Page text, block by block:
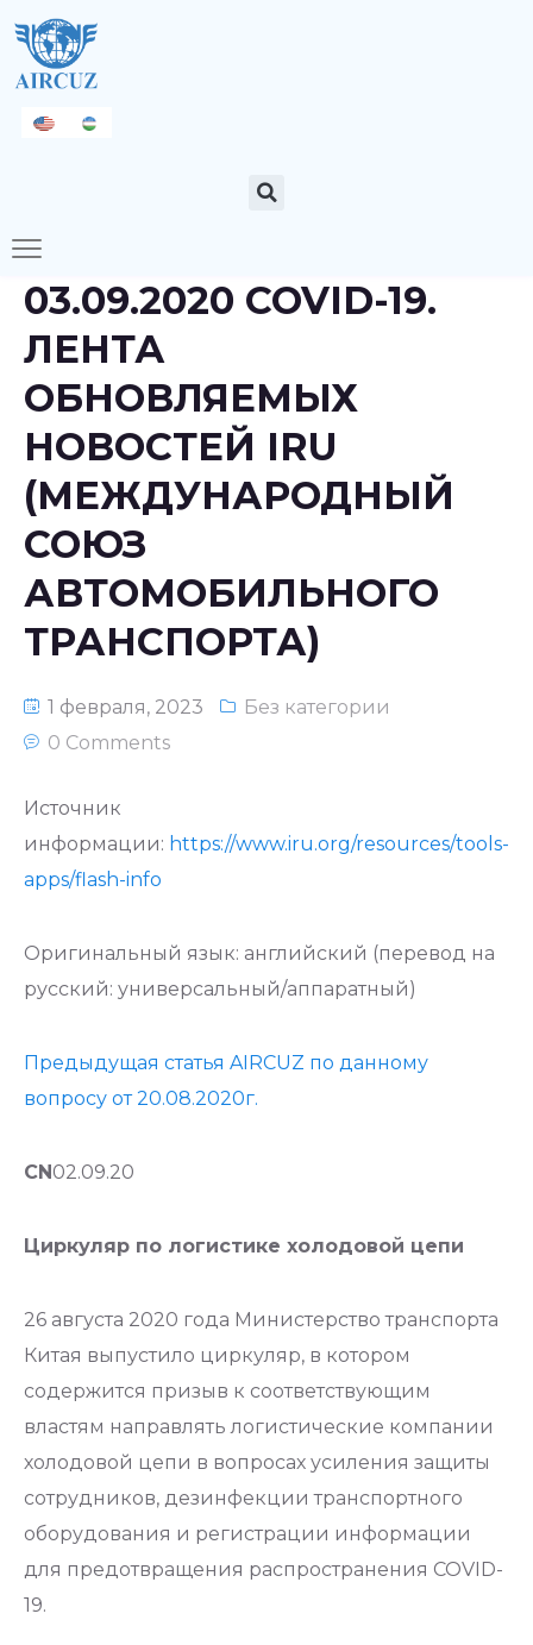
03.09.2020 COVID-19.
ЛЕНТА
ОБНОВЛЯЕМЫХ
НОВОСТЕЙ IRU
(МЕЖДУНАРОДНЫЙ
СОЮЗ
АВТОМОБИЛЬНОГО
ТРАНСПОРТА)
1 февраля, 2023
Без категории
0 Comments
Источник
информации: https://www.iru.org/resources/tools-
apps/flash-info
Оригинальный язык: английский (перевод на
русский: универсальный/аппаратный)
Предыдущая статья AIRCUZ по данному
вопросу от 20.08.2020г.
CN02.09.20
Циркуляр по логистике холодовой цепи
26 августа 2020 года Министерство транспорта
Китая выпустило циркуляр, в котором
содержится призыв к соответствующим
властям направлять логистические компании
холодовой цепи в вопросах усиления защиты
сотрудников, дезинфекции транспортного
оборудования и регистрации информации
для предотвращения распространения COVID-
19.